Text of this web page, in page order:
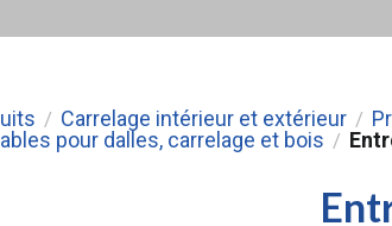
/ Carrelage intérieur et extérieur /
pour dalles, carrelage et bois /